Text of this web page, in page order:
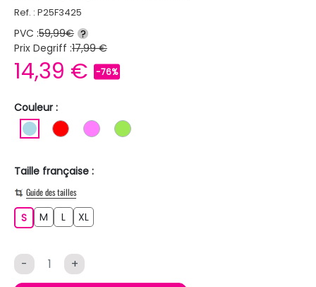
Ref. : P25F3425
PVC :59,99€ ?
Prix Degriff :17,99 €
14,39 € -76%
Couleur :
BLEU CLAIR
ROUGEROSE VERT CLAIR
Taille française :
Guide des tailles
SS M L XL
- +